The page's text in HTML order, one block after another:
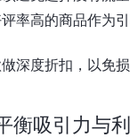
率高的商品作为
深度折扣，以免
衡吸引力与